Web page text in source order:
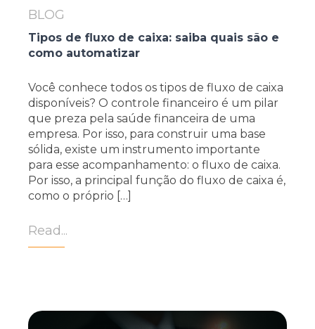
BLOG
Tipos de fluxo de caixa: saiba quais são e
como automatizar
Você conhece todos os tipos de fluxo de caixa
disponíveis? O controle financeiro é um pilar
que preza pela saúde financeira de uma
empresa. Por isso, para construir uma base
sólida, existe um instrumento importante
para esse acompanhamento: o fluxo de caixa.
Por isso, a principal função do fluxo de caixa é,
como o próprio […]
Read...